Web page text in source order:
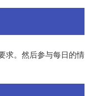
求。然后参与每日的情